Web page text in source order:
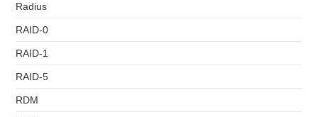
Radius
RAID-0
RAID-1
RAID-5
RDM